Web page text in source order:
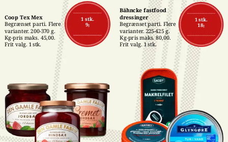
1 stk.
9,-
Coop Tex Mex
Begrænset parti. Flere
varianter. 200-370 g.
Kg-pris maks. 45,00.
Frit valg. 1 stk.
1 stk.
18,-
Bähncke fastfood
dressinger
Begrænset parti. Flere
varianter. 225-425 g.
Kg-pris maks. 80,00.
Frit valg. 1 stk.